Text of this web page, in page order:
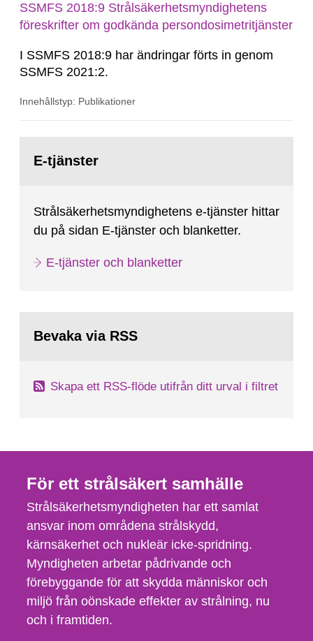
SSMFS 2018:9 Strålsäkerhetsmyndighetens
föreskrifter om godkända persondosimetritjänster
I SSMFS 2018:9 har ändringar förts in genom
SSMFS 2021:2.
Innehållstyp: Publikationer
sida:E-tjänster
Strålsäkerhetsmyndighetens e-tjänster hittar
du på sidan E-tjänster och blanketter.
E-tjänster och blanketter
Bevaka via RSS
Skapa ett RSS-flöde utifrån ditt urval i filtret
För ett strålsäkert samhälle
Strålsäkerhetsmyndigheten har ett samlat
ansvar inom områdena strålskydd,
kärnsäkerhet och nukleär icke-spridning.
Myndigheten arbetar pådrivande och
förebyggande för att skydda människor och
miljö från oönskade effekter av strålning, nu
och i framtiden.